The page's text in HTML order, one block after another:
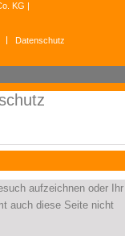
KG |
Datenschutz
aufzeichnen oder Ihr
auch diese Seite nicht